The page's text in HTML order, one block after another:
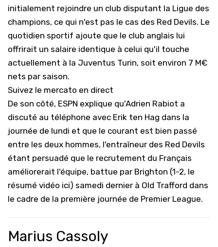
initialement rejoindre un club disputant la Ligue des
champions, ce qui n'est pas le cas des Red Devils. Le
quotidien sportif ajoute que le club anglais lui
offrirait un salaire identique à celui qu'il touche
actuellement à la Juventus Turin, soit environ 7 M€
nets par saison.
Suivez le mercato en direct
De son côté, ESPN explique qu'Adrien Rabiot a
discuté au téléphone avec Erik ten Hag dans la
journée de lundi et que le courant est bien passé
entre les deux hommes, l'entraîneur des Red Devils
étant persuadé que le recrutement du Français
améliorerait l'équipe, battue par Brighton (1-2, le
résumé vidéo ici) samedi dernier à Old Trafford dans
le cadre de la première journée de Premier League.
Marius Cassoly